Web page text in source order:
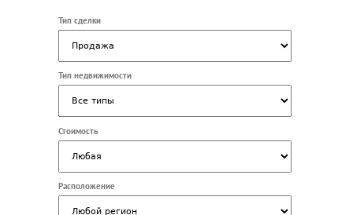
Тип сделки
Тип недвижимости
Стоимость
Расположение